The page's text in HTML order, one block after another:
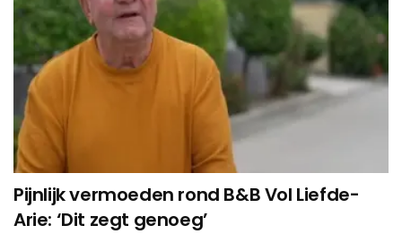
Pijnlijk vermoeden rond B&B Vol Liefde-
Arie: ‘Dit zegt genoeg’